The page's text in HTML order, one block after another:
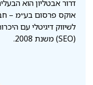
אוקס פרסום בע״מ –
לשיווק דיגיטלי עם
(SEO) משנת 2008.